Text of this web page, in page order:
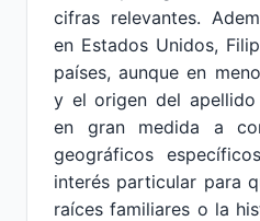
cifras relevantes.
en Estados Unidos,
países, aunque en
y el origen del
en gran medida a
geográficos
interés particular para
raíces familiares o la